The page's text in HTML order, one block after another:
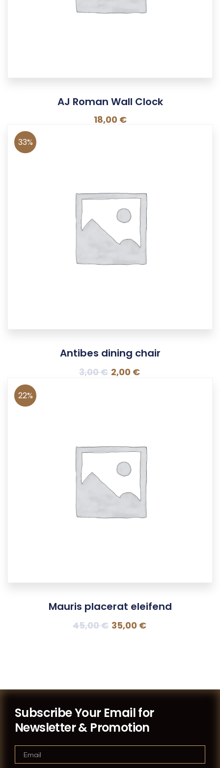
AJ Roman Wall Clock
18,00 €
33%
Antibes dining chair
3,00€ 2,00 €
22%
Mauris placerat eleifend
45,00€ 35,00 €
Subscribe Your Email for
Newsletter & Promotion